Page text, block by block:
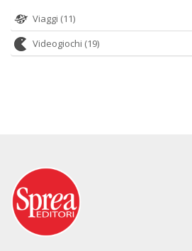
Viaggi (11)
Videogiochi (19)